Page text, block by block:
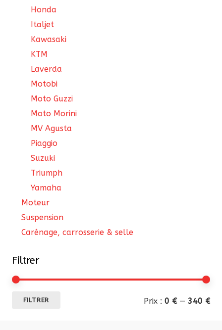
Honda
Italjet
Kawasaki
KTM
Laverda
Motobi
Moto Guzzi
Moto Morini
MV Agusta
Piaggio
Suzuki
Triumph
Yamaha
Moteur
Suspension
Carénage, carrosserie & selle
Filtrer
FILTRER Prix : 0 €— 340 €